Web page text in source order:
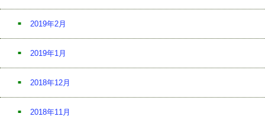
2019年2月
2019年1月
2018年12月
2018年11月